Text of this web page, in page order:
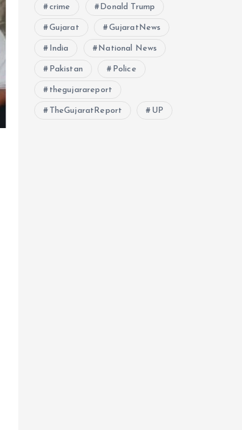
crime Donald Trump
Gujarat GujaratNews
India National News
Pakistan Police
thegujarareport
TheGujaratReport UP